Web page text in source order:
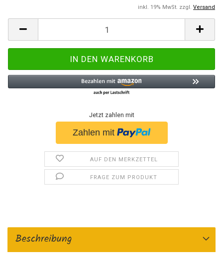
inkl. 19% MwSt. zzgl. Versand
Jetzt zahlen mit
AUF DEN MERKZETTEL
FRAGE ZUM PRODUKT
Beschreibung